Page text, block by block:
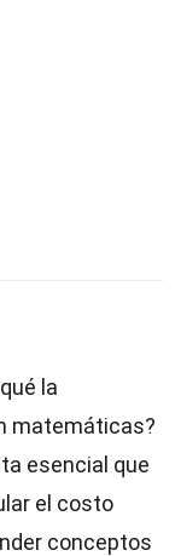
la
matemáticas?
esencial que
el costo
conceptos